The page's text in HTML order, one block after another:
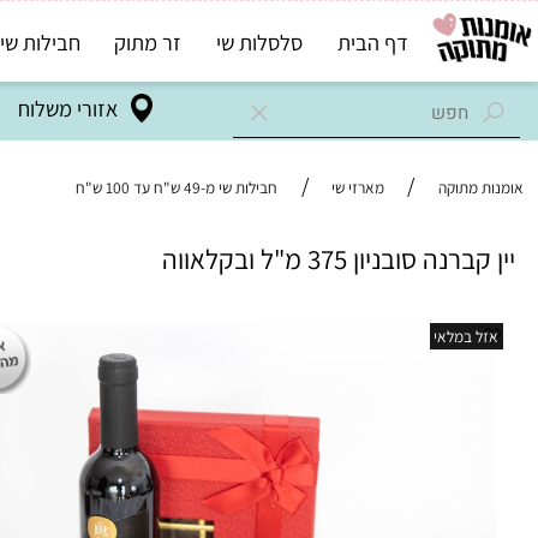
אזורי משלוח
דף הבית סלסלות שי זר מתוק חבילות שי בד"ץ
/ מארזי שי / חבילות שי מ-49 ש"ח עד 100 ש"ח
375 מ"ל ובקלאווה